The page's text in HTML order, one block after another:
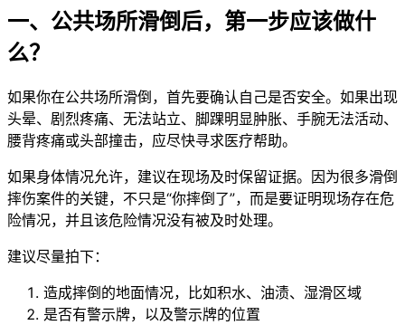
一、公共场所滑倒后，第一步应该做什
么？
如果你在公共场所滑倒，首先要确认自己是否安全。如果出现
头晕、剧烈疼痛、无法站立、脚踝明显肿胀、手腕无法活动、
腰背疼痛或头部撞击，应尽快寻求医疗帮助。
如果身体情况允许，建议在现场及时保留证据。因为很多滑倒
摔伤案件的关键，不只是“你摔倒了”，而是要证明现场存在危
险情况，并且该危险情况没有被及时处理。
建议尽量拍下：
造成摔倒的地面情况，比如积水、油渍、湿滑区域
是否有警示牌，以及警示牌的位置